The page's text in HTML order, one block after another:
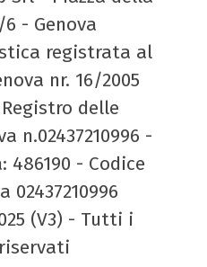
- Genova
registrata al
nr. 16/2005
delle
n.02437210996 -
486190 - Codice
02437210996
(V3) - Tutti i